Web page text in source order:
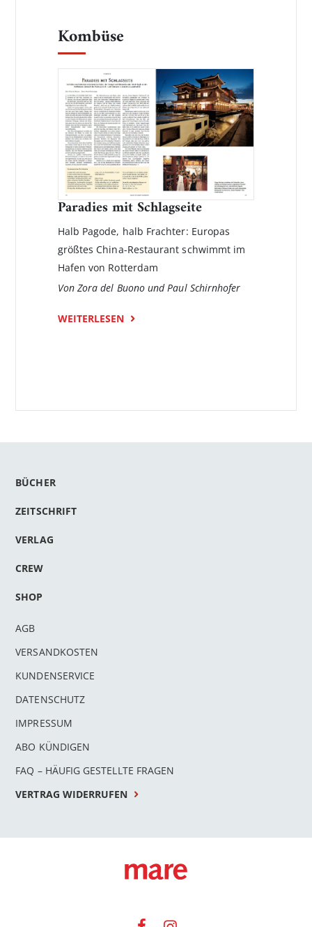
Kombüse
Paradies mit Schlagseite
Halb Pagode, halb Frachter: Europas
größtes China-Restaurant schwimmt im
Hafen von Rotterdam
Von Zora del Buono und Paul Schirnhofer
WEITERLESEN
BÜCHER
ZEITSCHRIFT
VERLAG
CREW
SHOP
AGB
VERSANDKOSTEN
KUNDENSERVICE
DATENSCHUTZ
IMPRESSUM
ABO KÜNDIGEN
FAQ – HÄUFIG GESTELLTE FRAGEN
VERTRAG WIDERRUFEN